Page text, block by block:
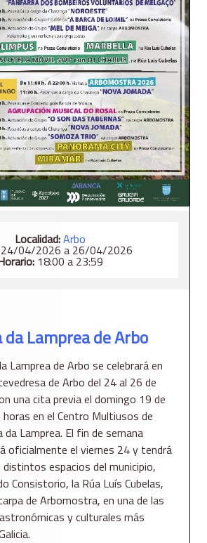
Localidad:Arbo
04/2026 a 26/04/2026
18:00 a 23:59
da Lamprea de Arbo
Lamprea de Arbo se celebrará en
de Arbo del 24 al 26 de
una cita previa el domingo 19 de
en el Centro Multiusos de
da Lamprea. El fin de semana
oficialmente el viernes 24 y tendrá
espacios del municipio,
Consistorio, la Rúa Luís Cubelas,
de Arbomostra, en una de las
y culturales más